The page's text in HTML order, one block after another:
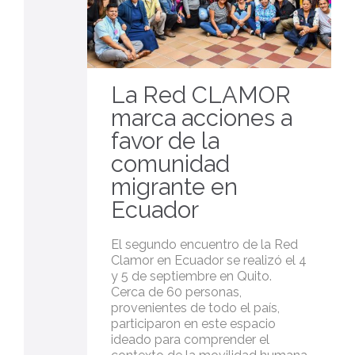
La Red CLAMOR
marca acciones a
favor de la
comunidad
migrante en
Ecuador
El segundo encuentro de la Red
Clamor en Ecuador se realizó el 4
y 5 de septiembre en Quito.
Cerca de 60 personas,
provenientes de todo el país,
participaron en este espacio
ideado para comprender el